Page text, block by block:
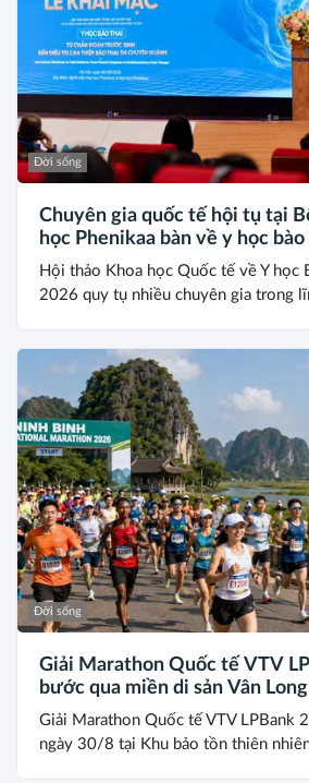
Đời sống
Chuyên gia quốc tế hội tụ tại
học Phenikaa bàn về y học
Hội thảo Khoa học Quốc tế về Y học
2026 quy tụ nhiều chuyên gia trong
Đời sống
Giải Marathon Quốc tế VTV
bước qua miền di sản Vân Long
Giải Marathon Quốc tế VTV LPBank
ngày 30/8 tại Khu bảo tồn thiên